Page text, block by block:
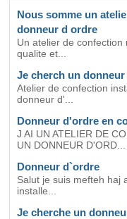
Nous somme un
donneur d ordre
Un atelier de
qualite et...
Je cherch un
Atelier de confection
donneur d'...
Donneur d'ordre en
J AI UN ATELIER DE
UN DONNEUR D'ORD...
Donneur d`ordre
Salut je suis mefteh haj
installe...
Je cherche un